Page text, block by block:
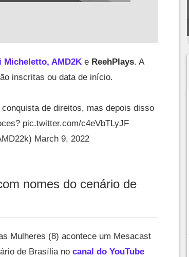
Micheletto, AMD2K e ReehPlays. A
inscritas ou data de início.
de direitos, mas depois disso
? pic.twitter.com/c4eVbTLyJF
March 9, 2022
nomes do cenário de
Mulheres (8) acontece um Mesacast
de Brasília no canal do YouTube